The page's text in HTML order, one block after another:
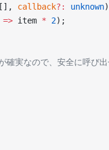
[], callback?: unknown
=> item * 2);
実なので、安全に呼び出